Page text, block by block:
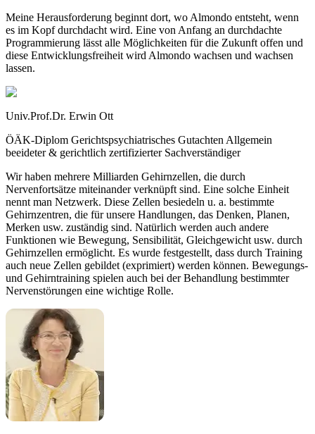
Meine Herausforderung beginnt dort, wo Almondo entsteht, wenn
es im Kopf durchdacht wird. Eine von Anfang an durchdachte
Programmierung lässt alle Möglichkeiten für die Zukunft offen und
diese Entwicklungsfreiheit wird Almondo wachsen und wachsen
lassen.
Univ.Prof.Dr. Erwin Ott
ÖÄK-Diplom Gerichtspsychiatrisches Gutachten Allgemein
beeideter & gerichtlich zertifizierter Sachverständiger
Wir haben mehrere Milliarden Gehirnzellen, die durch
Nervenfortsätze miteinander verknüpft sind. Eine solche Einheit
nennt man Netzwerk. Diese Zellen besiedeln u. a. bestimmte
Gehirnzentren, die für unsere Handlungen, das Denken, Planen,
Merken usw. zuständig sind. Natürlich werden auch andere
Funktionen wie Bewegung, Sensibilität, Gleichgewicht usw. durch
Gehirnzellen ermöglicht. Es wurde festgestellt, dass durch Training
auch neue Zellen gebildet (exprimiert) werden können. Bewegungs-
und Gehirntraining spielen auch bei der Behandlung bestimmter
Nervenstörungen eine wichtige Rolle.